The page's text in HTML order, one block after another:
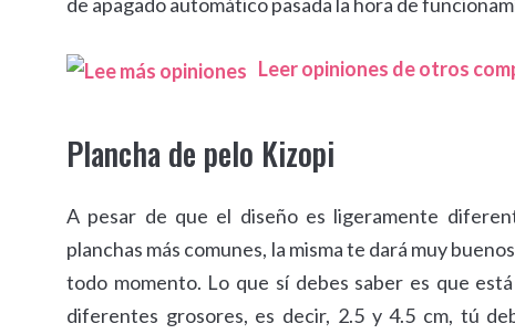
Leer opiniones de otros
Plancha de pelo Kizopi
A pesar de que el diseño es ligeramente
planchas más comunes, la misma te dará muy
todo momento. Lo que sí debes saber es que
diferentes grosores, es decir, 2.5 y 4.5 cm, tú